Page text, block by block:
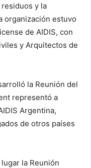
y la
organización estuvo
de AIDIS, con
y Arquitectos de
la Reunión del
representó a
Argentina,
de otros países
la Reunión